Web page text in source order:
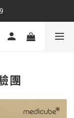
機
團